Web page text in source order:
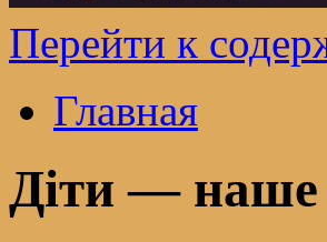
Перейти к
Главная
Діти — наше